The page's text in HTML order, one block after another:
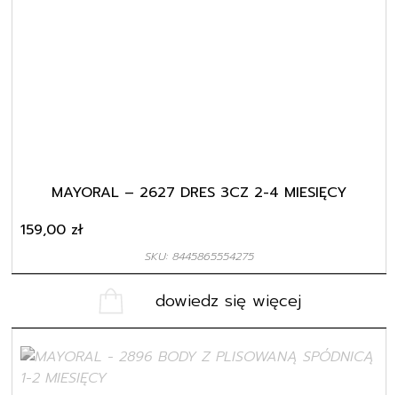
MAYORAL – 2627 DRES 3CZ 2-4 MIESIĘCY
SKU: 8445865554275
159,00 zł
dowiedz się więcej